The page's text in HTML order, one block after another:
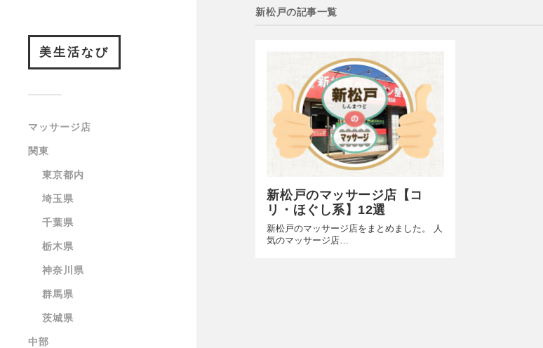
美生活なび
マッサージ店
関東
東京都内
埼玉県
千葉県
栃木県
神奈川県
群馬県
茨城県
中部
新松戸の記事一覧
新松戸のマッサージ店【コ
リ・ほぐし系】12選
新松戸のマッサージ店をまとめました。 人
気のマッサージ店…